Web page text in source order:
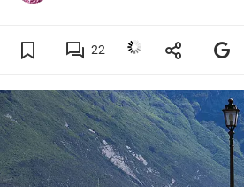
22